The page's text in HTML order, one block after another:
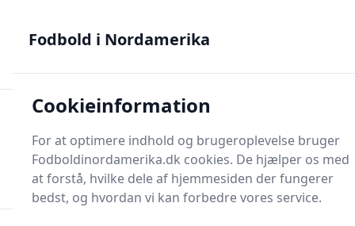
til nordamerikansk fodbold
Fodbold i
Menu
Søg
Fodbold i Nordamerika
Cookieinformation
For at optimere indhold og brugeroplevelse bruger
Fodboldinordamerika.dk cookies. De hjælper os med
at forstå, hvilke dele af hjemmesiden der fungerer
bedst, og hvordan vi kan forbedre vores service.